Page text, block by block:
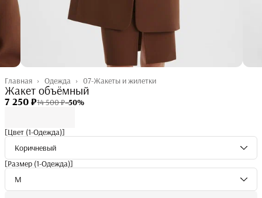
07-Жакеты и жилетки
Одежда ›
Главная ›
Жакет объёмный
7 250 ₽14 500 ₽−50%
[Цвет (1-Одежда)]
Коричневый
[Размер (1-Одежда)]
M